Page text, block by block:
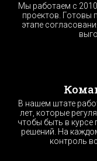
Мы работаем с
проектов. Готовы
этапе
В нашем штате
лет, которые
чтобы быть в курсе
решений. На
контроль